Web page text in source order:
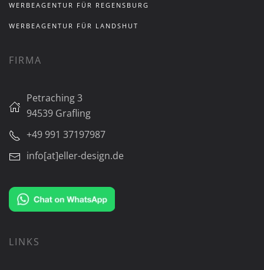
WERBEAGENTUR FÜR REGENSBURG
WERBEAGENTUR FÜR LANDSHUT
FIRMA
Petraching 3
94539 Grafling
+49 991 37197987
info[at]eller-design.de
LINKS